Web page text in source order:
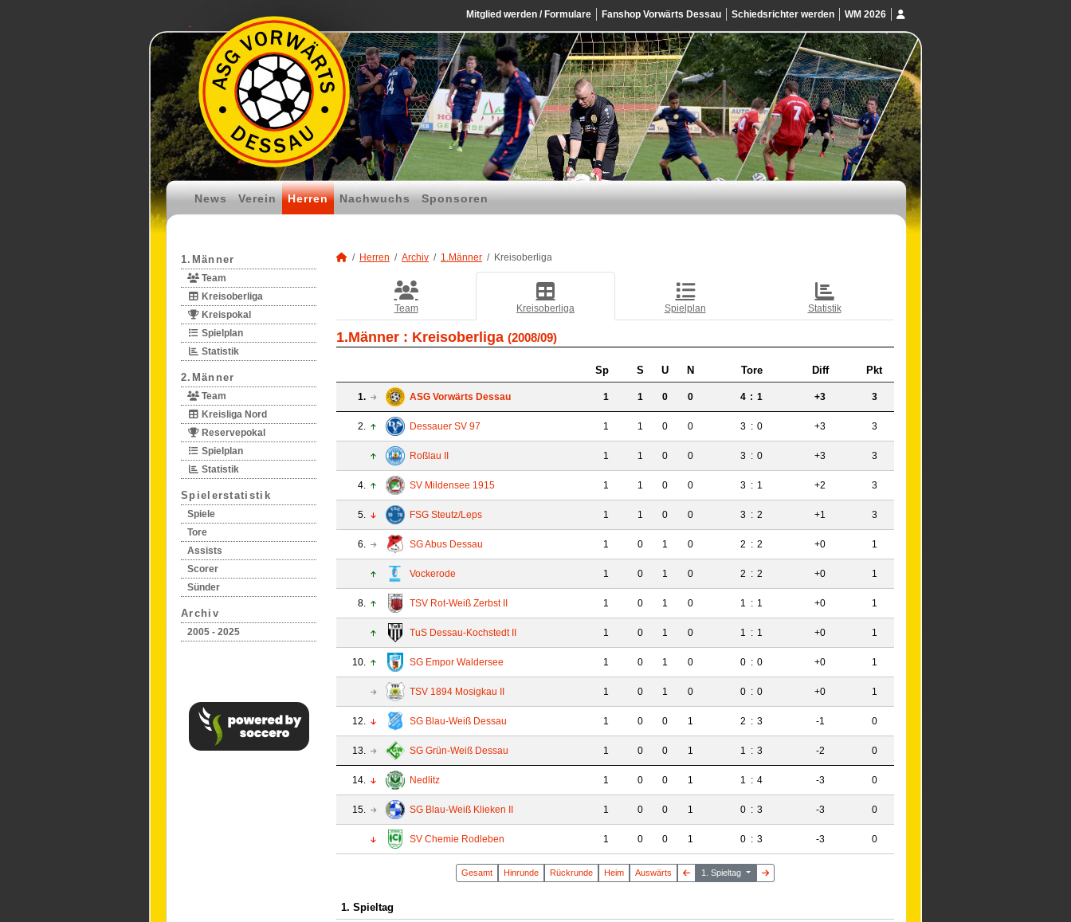
Mitglied werden / Formulare Fanshop Vorwärts Dessau Schiedsrichter werden WM 2026
News Verein Herren Nachwuchs Sponsoren
1.Männer
Team
Kreisoberliga
Kreispokal
Spielplan
Statistik
2.Männer
Team
Kreisliga Nord
Reservepokal
Spielplan
Statistik
Spielerstatistik
Spiele
Tore
Assists
Scorer
Sünder
Archiv
2005 - 2025
Herren Archiv 1.Männer Kreisoberliga
Team Kreisoberliga Spielplan Statistik
1.Männer : Kreisoberliga (2008/09)
Sp S U N Tore Diff Pkt
1. ASG Vorwärts Dessau 1 1 0 0 4 : 1 +3 3
2. Dessauer SV 97 1 1 0 0 3 : 0 +3 3
Roßlau II 1 1 0 0 3 : 0 +3 3
4. SV Mildensee 1915 1 1 0 0 3 : 1 +2 3
5. FSG Steutz/Leps 1 1 0 0 3 : 2 +1 3
6. SG Abus Dessau 1 0 1 0 2 : 2 +0 1
Vockerode 1 0 1 0 2 : 2 +0 1
8. TSV Rot-Weiß Zerbst II 1 0 1 0 1 : 1 +0 1
TuS Dessau-Kochstedt II 1 0 1 0 1 : 1 +0 1
10. SG Empor Waldersee 1 0 1 0 0 : 0 +0 1
TSV 1894 Mosigkau II 1 0 1 0 0 : 0 +0 1
12. SG Blau-Weiß Dessau 1 0 0 1 2 : 3 -1 0
13. SG Grün-Weiß Dessau 1 0 0 1 1 : 3 -2 0
14. Nedlitz 1 0 0 1 1 : 4 -3 0
15. SG Blau-Weiß Klieken II 1 0 0 1 0 : 3 -3 0
SV Chemie Rodleben 1 0 0 1 0 : 3 -3 0
Gesamt Hinrunde Rückrunde Heim Auswärts 1. Spieltag
1. Spieltag